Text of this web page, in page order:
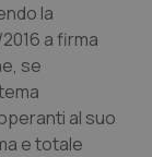
la
a firma
se
al suo
e totale